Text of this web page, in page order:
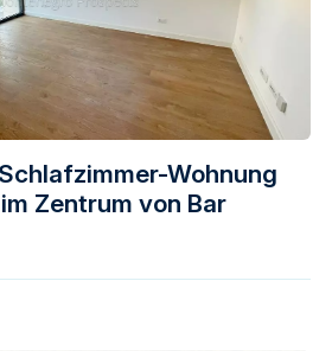
Wohnung
Zentrum von Bar